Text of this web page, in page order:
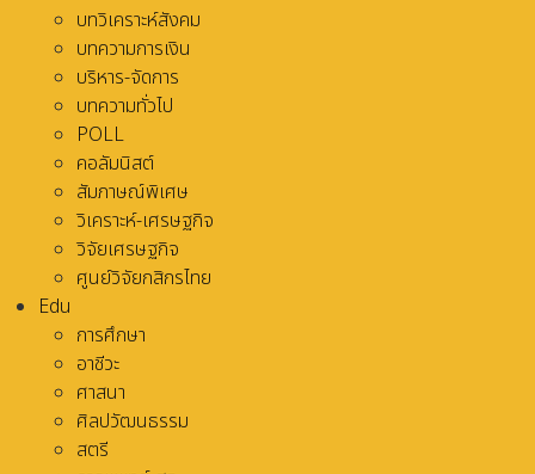
บทวิเคราะห์สังคม
บทความการเงิน
บริหาร-จัดการ
บทความทั่วไป
POLL
คอลัมนิสต์
สัมภาษณ์พิเศษ
วิเคราะห์-เศรษฐกิจ
วิจัยเศรษฐกิจ
ศูนย์วิจัยกสิกรไทย
Edu
การศึกษา
อาชีวะ
ศาสนา
ศิลปวัฒนธรรม
สตรี